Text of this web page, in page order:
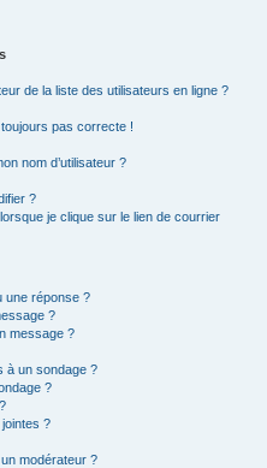
de la liste des utilisateurs en ligne ?
toujours pas correcte !
nom d’utilisateur ?
?
je clique sur le lien de courrier
une réponse ?
?
message ?
à un sondage ?
?
?
modérateur ?